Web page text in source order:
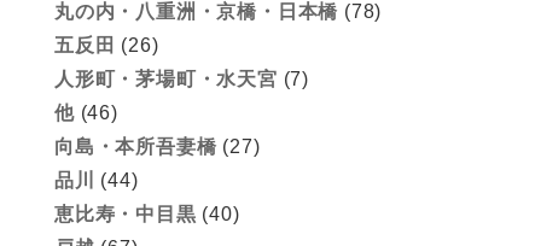
丸の内・八重洲・京橋・日本橋 (78)
五反田 (26)
人形町・茅場町・水天宮 (7)
他(46)
向島・本所吾妻橋 (27)
品川
(44)
恵比寿・中目黒 (40)